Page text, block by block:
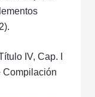
IV, Cap. I
Compilación